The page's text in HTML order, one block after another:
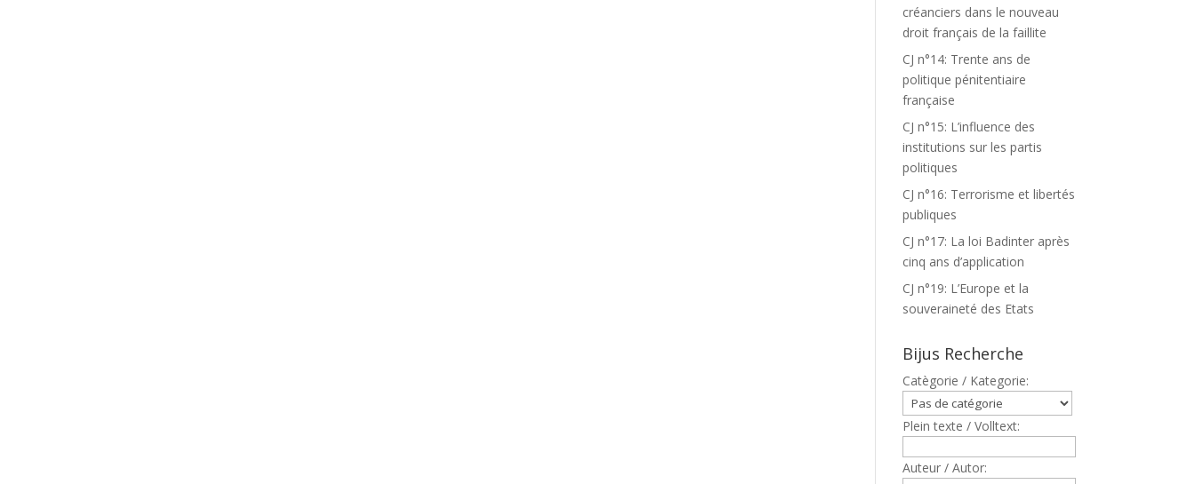
créanciers dans le nouveau
droit français de la faillite
CJ n°14: Trente ans de
politique pénitentiaire
française
CJ n°15: L’influence des
institutions sur les partis
politiques
CJ n°16: Terrorisme et libertés
publiques
CJ n°17: La loi Badinter après
cinq ans d’application
CJ n°19: L’Europe et la
souveraineté des Etats
Bijus Recherche
Catègorie / Kategorie:
Plein texte / Volltext:
Auteur / Autor: